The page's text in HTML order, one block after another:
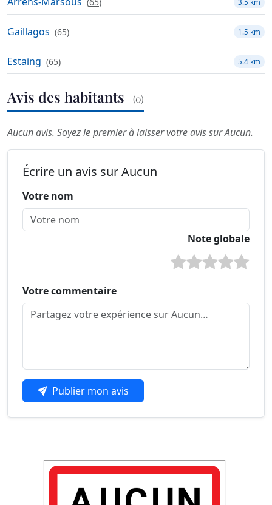
(65) 3.5 km
Gaillagos (65) 1.5 km
Estaing (65) 5.4 km
Avis des habitants (0)
Aucun avis. Soyez le premier à laisser votre avis sur Aucun.
Écrire un avis sur Aucun
Votre nom
Note globale
Votre commentaire
Publier mon avis